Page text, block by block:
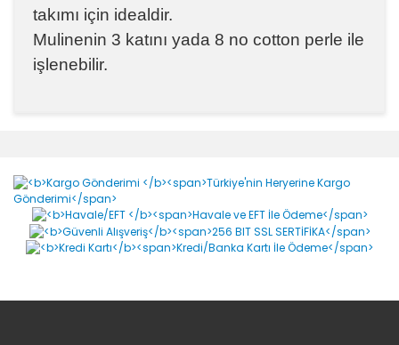
takımı için idealdir.
Mulinenin 3 katını yada 8 no cotton perle ile
işlenebilir.
Yorum Yaz
Ürün resmi kalitesiz, bozuk veya görüntülenemiyor.
Ürün açıklamasında eksik bilgiler bulunuyor.
Ürün bilgilerinde hatalar bulunuyor.